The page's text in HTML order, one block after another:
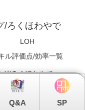
Q&A SP
/ろくほわやで
LOH
ル評価点/効率一覧
/ろくほわやで.